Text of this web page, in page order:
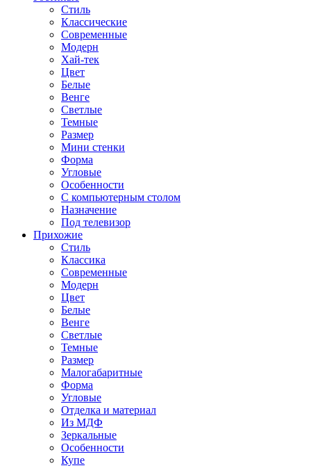
Стиль
Классические
Современные
Модерн
Хай-тек
Цвет
Белые
Венге
Светлые
Темные
Размер
Мини стенки
Форма
Угловые
Особенности
С компьютерным столом
Назначение
Под телевизор
Прихожие
Стиль
Классика
Современные
Модерн
Цвет
Белые
Венге
Светлые
Темные
Размер
Малогабаритные
Форма
Угловые
Отделка и материал
Из МДФ
Зеркальные
Особенности
Купе